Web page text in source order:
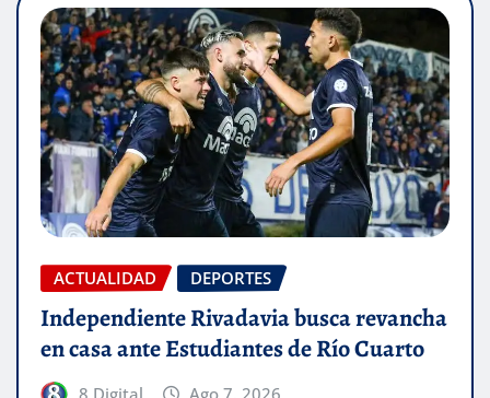
ACTUALIDAD DEPORTES
Independiente Rivadavia busca revancha
en casa ante Estudiantes de Río Cuarto
8 Digital Ago 7, 2026